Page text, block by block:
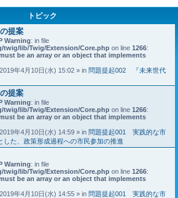
トピック
提案
Warning: in file
twig/lib/Twig/Extension/Core.php on line 1266:
be an array or an object that implements
年4月10日(水) 15:02 » in 問題提起002 『未来世代
提案
Warning: in file
twig/lib/Twig/Extension/Core.php on line 1266:
be an array or an object that implements
年4月10日(水) 14:59 » in 問題提起001 実践的な市
した、政策形成過程への市民参加の推進
Warning: in file
twig/lib/Twig/Extension/Core.php on line 1266:
be an array or an object that implements
年4月10日(水) 14:55 » in 問題提起001 実践的な市